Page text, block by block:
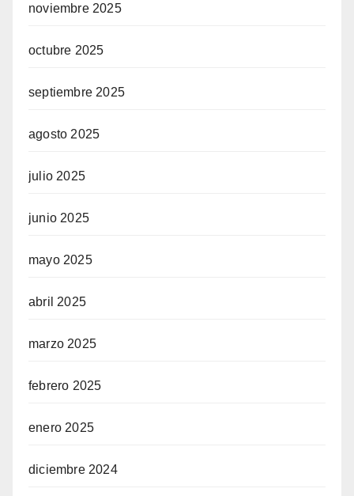
noviembre 2025
octubre 2025
septiembre 2025
agosto 2025
julio 2025
junio 2025
mayo 2025
abril 2025
marzo 2025
febrero 2025
enero 2025
diciembre 2024